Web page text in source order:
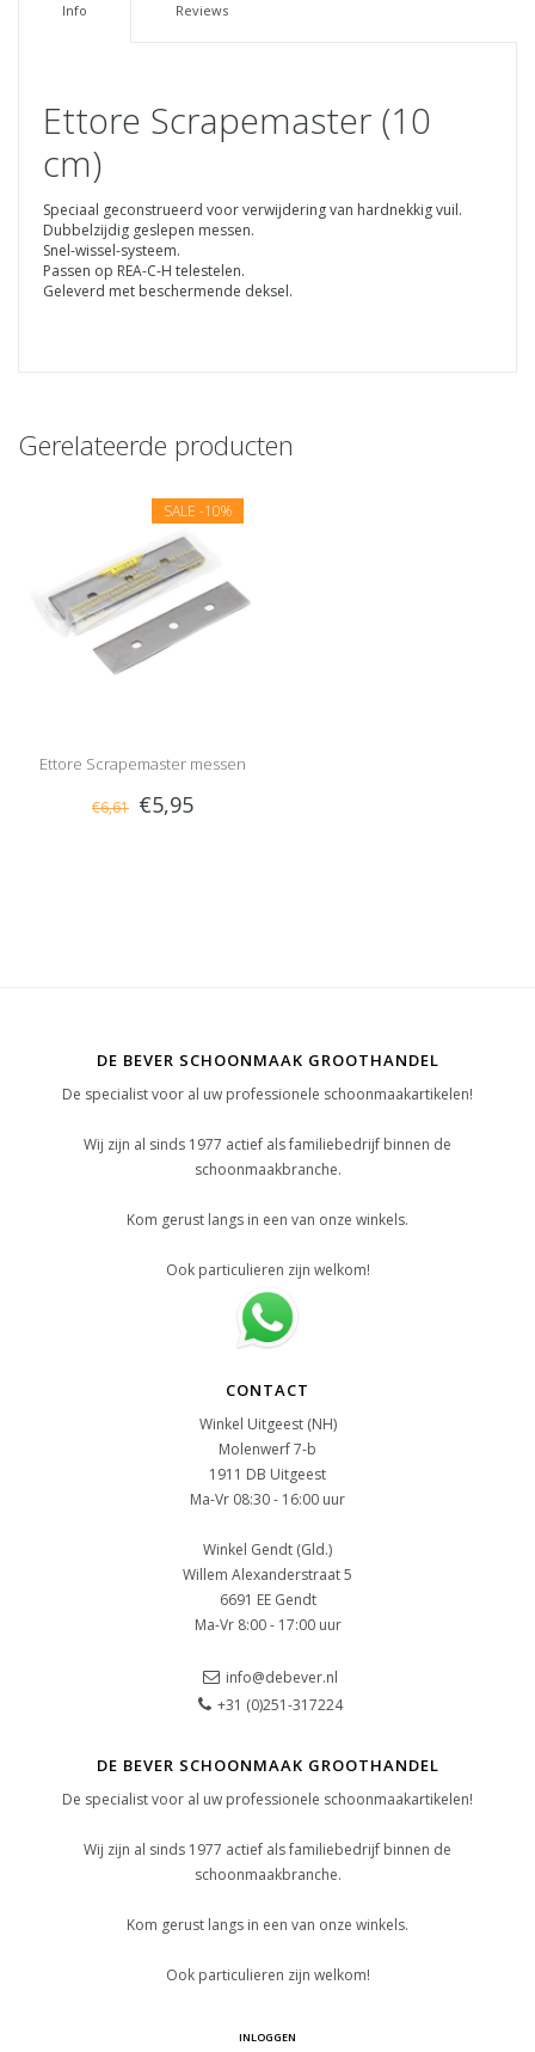
Info Reviews
Ettore Scrapemaster (10
cm)
Speciaal geconstrueerd voor verwijdering van hardnekkig vuil.
Dubbelzijdig geslepen messen.
Snel-wissel-systeem.
Passen op REA-C-H telestelen.
Geleverd met beschermende deksel.
Gerelateerde producten
SALE -10%
Ettore Scrapemaster messen
10cm
€6,61 €5,95
DE BEVER SCHOONMAAK GROOTHANDEL
De specialist voor al uw professionele schoonmaakartikelen!
Wij zijn al sinds 1977 actief als familiebedrijf binnen de
schoonmaakbranche.
Kom gerust langs in een van onze winkels.
Ook particulieren zijn welkom!
CONTACT
Winkel Uitgeest (NH)
Molenwerf 7-b
1911 DB Uitgeest
Ma-Vr 08:30 - 16:00 uur
Winkel Gendt (Gld.)
Willem Alexanderstraat 5
6691 EE Gendt
Ma-Vr 8:00 - 17:00 uur
info@debever.nl
+31 (0)251-317224
DE BEVER SCHOONMAAK GROOTHANDEL
De specialist voor al uw professionele schoonmaakartikelen!
Wij zijn al sinds 1977 actief als familiebedrijf binnen de
schoonmaakbranche.
Kom gerust langs in een van onze winkels.
Ook particulieren zijn welkom!
INLOGGEN